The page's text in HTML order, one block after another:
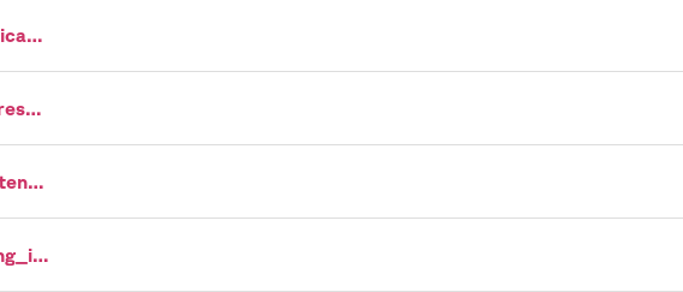
Sisgeo_MD-PROFILE_application
sisgeo_dam_monitoring_presentation
sisgeo_dex_s_in_place_extenso-inclinometers_presentazion
sisgeo_landslide_monitoring_instrumentation